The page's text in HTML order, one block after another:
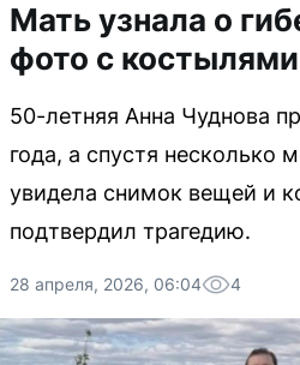
Мать узнала о
фото с костылями
50-летняя Анна Чуднова
года, а спустя несколько
увидела снимок вещей и
подтвердил трагедию.
28 апреля, 2026, 06:04 4